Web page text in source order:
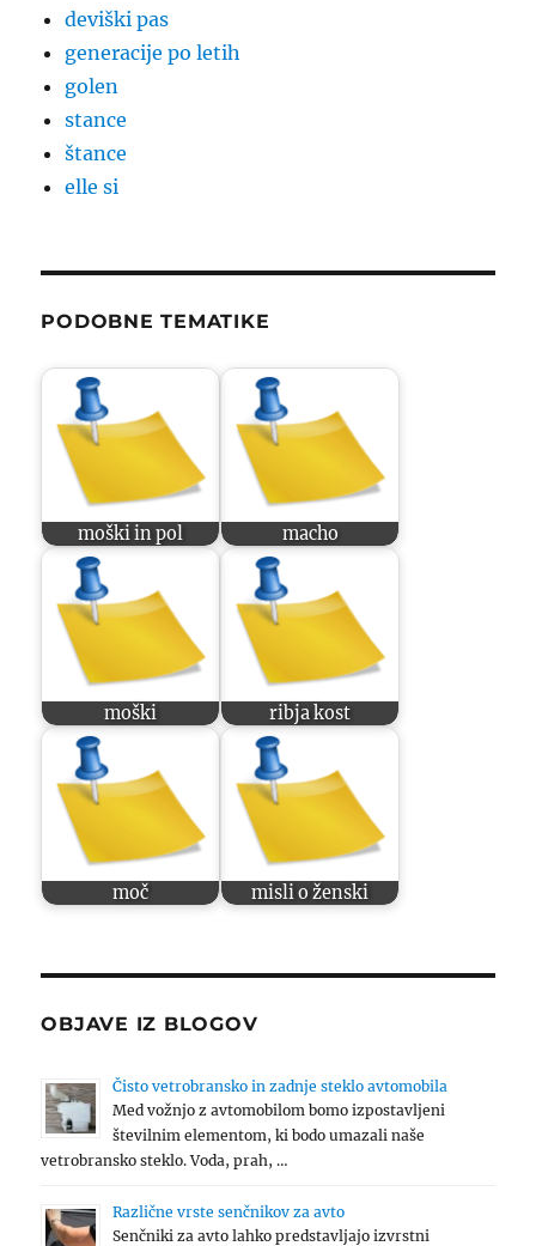
deviški pas
generacije po letih
golen
stance
štance
elle si
PODOBNE TEMATIKE
moški in pol macho
moški ribja kost
moč misli o ženski
OBJAVE IZ BLOGOV
Čisto vetrobransko in zadnje steklo avtomobila
Med vožnjo z avtomobilom bomo izpostavljeni
številnim elementom, ki bodo umazali naše
vetrobransko steklo. Voda, prah, …
Različne vrste senčnikov za avto
Senčniki za avto lahko predstavljajo izvrstni